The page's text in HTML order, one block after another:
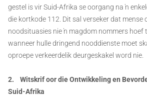
gestel is vir Suid-Afrika se oorgang na ŉ
die kortkode 112. Dit sal verseker dat mense
noodsituasies nie ŉ magdom nommers hoef
wanneer hulle dringend nooddienste moet
oproepe verkeerdelik deurgeskakel word nie.
2. Witskrif oor die Ontwikkeling en
Suid-Afrika